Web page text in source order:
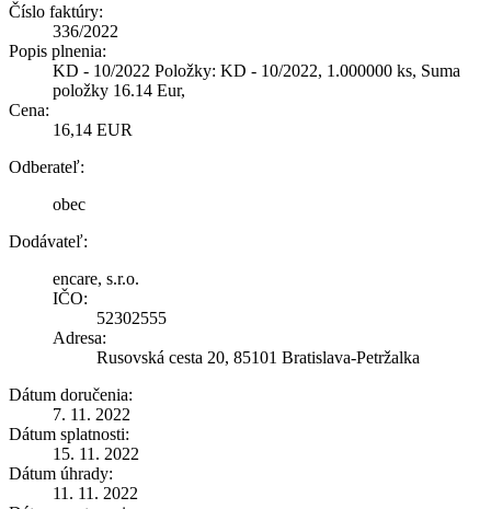
Číslo faktúry:
336/2022
Popis plnenia:
KD - 10/2022 Položky: KD - 10/2022, 1.000000 ks, Suma
položky 16.14 Eur,
Cena:
16,14 EUR
Odberateľ:
obec
Dodávateľ:
encare, s.r.o.
IČO:
52302555
Adresa:
Rusovská cesta 20, 85101 Bratislava-Petržalka
Dátum doručenia:
7. 11. 2022
Dátum splatnosti:
15. 11. 2022
Dátum úhrady:
11. 11. 2022